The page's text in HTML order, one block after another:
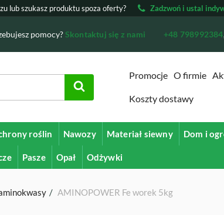
lub szukasz produktu spoza oferty? Zadzwoń i ustal
pomocy?Skontaktuj się z nami +48 798992384
Promocje O firmie
Koszty dostawy
roślin Nawozy Materiał siewny Dom i
Pasze Opał Odżywki
AMINOPOWER Fe worek 5kg